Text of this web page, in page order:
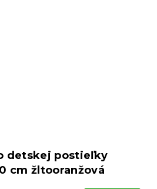
detskej postieľky
cm žltooranžová